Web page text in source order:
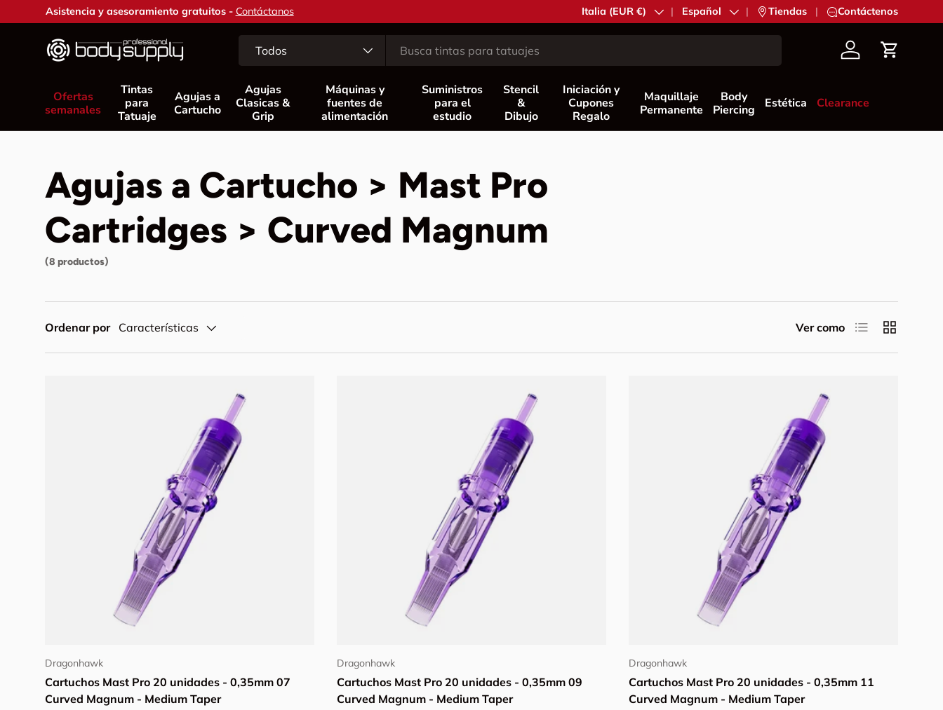
Ir al contenido
Asistencia y asesoramiento gratuitos - Contáctanos País/Región
Italia (EUR €) IdiomaEspañol | Tiendas | Contáctenos
Todos CuentaCarrito
Ofertas
semanales
Tintas
para
Tatuaje
Agujas a
Cartucho
Agujas
Clasicas &
Grip
Máquinas y
fuentes de
alimentación
Suministros
para el
estudio
Stencil
&
Dibujo
Iniciación y
Cupones
Regalo
Maquillaje
Permanente
Body
Piercing
Estética Clearance
Agujas a Cartucho > Mast Pro
Cartridges > Curved Magnum
(8 productos)
Ordenar por Características Ver como Lista Cuadrícula
Dragonhawk
Cartuchos Mast Pro 20 unidades - 0,35mm 07
Curved Magnum - Medium Taper
Dragonhawk
Cartuchos Mast Pro 20 unidades - 0,35mm 09
Curved Magnum - Medium Taper
Dragonhawk
Cartuchos Mast Pro 20 unidades - 0,35mm 11
Curved Magnum - Medium Taper